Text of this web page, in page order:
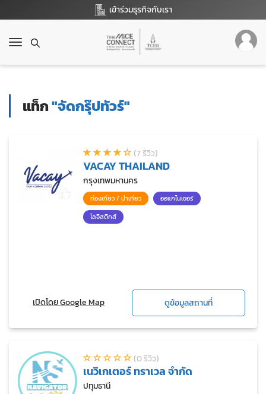
เข้าร่วมธุรกิจกับเรา
T
g
แท็ก"จัดกรุ๊ปทัวร์"
(7 รีวิว)
VACAY THAILAND
กรุงเทพมหานคร
ท่องเที่ยว / นำเที่ยว
ออแกไนเซอร์
โลจิสติกส์
เปิดโดย Google Map ดูข้อมูลสถานที่
(0 รีวิว)
เนวิเกเตอร์ ทราเวล จำกัด
ปทุมธานี